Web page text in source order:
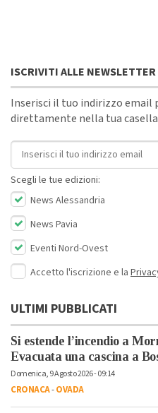
ISCRIVITI ALLE NEWSLETTER
Inserisci il tuo indirizzo email
direttamente nella tua
Indirizzo email
Scegli le tue edizioni:
News Alessandria
News Pavia
Eventi Nord-Ovest
Accetto l'iscrizione e la
ULTIMI PUBBLICATI
Si estende l’incendio a
Evacuata una cascina a
Domenica, 9 Agosto 2026 - 09:14
CRONACA-OVADA